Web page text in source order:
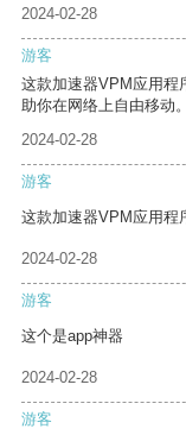
2024-02-28
游客
这款加速器VPM应用程
助你在网络上自由移动。
2024-02-28
游客
这款加速器VPM应用程
2024-02-28
游客
这个是app神器
2024-02-28
游客